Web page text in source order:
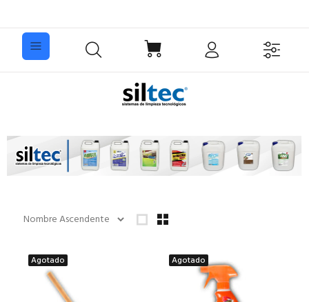
Agotado Agotado